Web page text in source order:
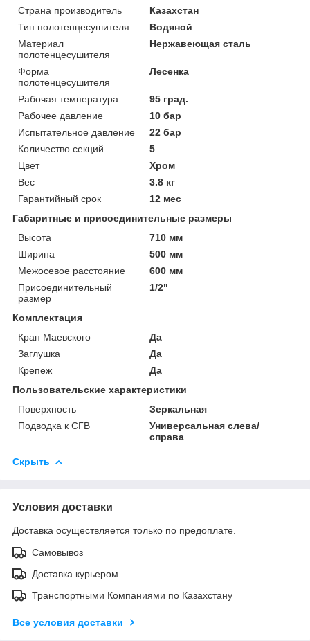
Страна производитель
Казахстан
Тип полотенцесушителя
Водяной
Материал
полотенцесушителя
Нержавеющая сталь
Форма
полотенцесушителя
Лесенка
Рабочая температура
95 град.
Рабочее давление
10 бар
Испытательное давление
22 бар
Количество секций
5
Цвет
Хром
Вес
3.8 кг
Гарантийный срок
12 мес
Габаритные и присоединительные размеры
Высота
710 мм
Ширина
500 мм
Межосевое расстояние
600 мм
Присоединительный
размер
1/2"
Комплектация
Кран Маевского
Да
Заглушка
Да
Крепеж
Да
Пользовательские характеристики
Поверхность
Зеркальная
Подводка к СГВ
Универсальная слева/
справа
Скрыть
Условия доставки
Доставка осуществляется только по предоплате.
Самовывоз
Доставка курьером
Транспортными Компаниями по Казахстану
Все условия доставки